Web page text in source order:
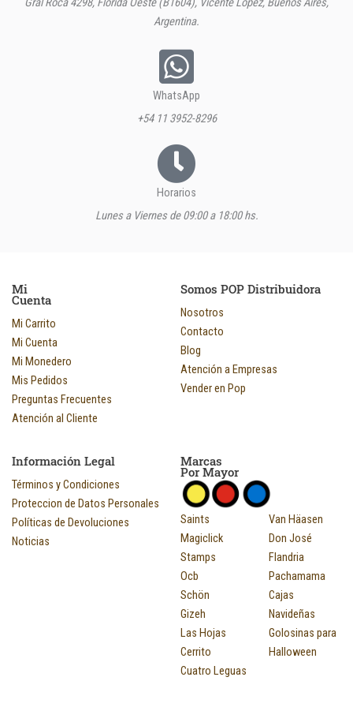
Argentina.
WhatsApp
+54 11 3952-8296
Horarios
Lunes a Viernes de 09:00 a 18:00 hs.
Mi
Cuenta
Mi Carrito
Mi Cuenta
Mi Monedero
Mis Pedidos
Preguntas Frecuentes
Atención al Cliente
Somos POP Distribuidora
Nosotros
Contacto
Blog
Atención a Empresas
Vender en Pop
Información Legal
Términos y Condiciones
Proteccion de Datos Personales
Políticas de Devoluciones
Noticias
Marcas
Por Mayor
Saints
Magiclick
Stamps
Ocb
Schön
Gizeh
Las Hojas
Cerrito
Cuatro Leguas
Van Häasen
Don José
Flandria
Pachamama
Cajas
Navideñas
Golosinas para
Halloween